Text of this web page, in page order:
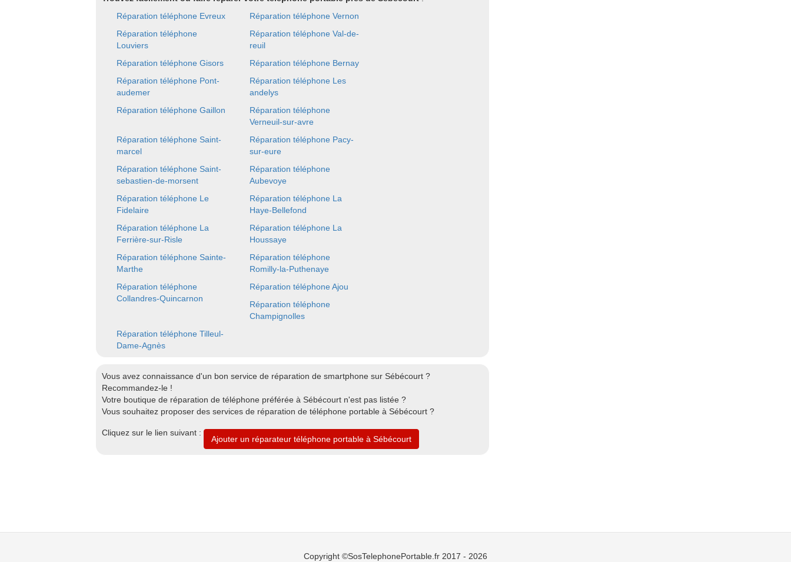
Réparation téléphone Evreux
Réparation téléphone Vernon
Réparation téléphone
Louviers
Réparation téléphone Val-de-
reuil
Réparation téléphone Gisors
Réparation téléphone Bernay
Réparation téléphone Pont-
audemer
Réparation téléphone Les
andelys
Réparation téléphone Gaillon
Réparation téléphone
Verneuil-sur-avre
Réparation téléphone Saint-
marcel
Réparation téléphone Pacy-
sur-eure
Réparation téléphone Saint-
sebastien-de-morsent
Réparation téléphone
Aubevoye
Réparation téléphone Le
Fidelaire
Réparation téléphone La
Haye-Bellefond
Réparation téléphone La
Ferrière-sur-Risle
Réparation téléphone La
Houssaye
Réparation téléphone Sainte-
Marthe
Réparation téléphone
Romilly-la-Puthenaye
Réparation téléphone
Collandres-Quincarnon
Réparation téléphone Ajou
Réparation téléphone
Champignolles
Réparation téléphone Tilleul-
Dame-Agnès
Vous avez connaissance d'un bon service de réparation de smartphone sur Sébécourt ?
Recommandez-le !
Votre boutique de réparation de téléphone préférée à Sébécourt n'est pas listée ?
Vous souhaitez proposer des services de réparation de téléphone portable à Sébécourt ?
Cliquez sur le lien suivant :
Ajouter un réparateur téléphone portable à Sébécourt
Copyright ©SosTelephonePortable.fr 2017 - 2026